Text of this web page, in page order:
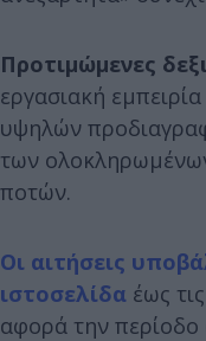
Προτιμώμενες
εργασιακή
υψηλών
των
ποτών.
Οι αιτήσεις
ιστοσελίδα έως
αφορά την